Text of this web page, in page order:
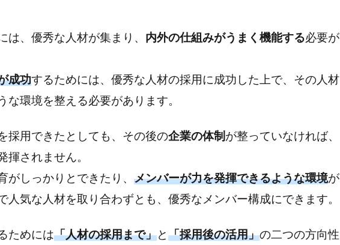
は、優秀な人材が集まり、 内外の仕組みがうまく機能する必要が
成功するためには、優秀な人材の採用に成功した上で、その人材
な環境を整える必要があります。
採用できたとしても、その後の企業の体制が整っていなければ、
揮されません。
がしっかりとできたり、 メンバーが力を発揮できるような環境が
人気な人材を取り合わずとも、優秀なメンバー構成にできます。
ためには「人材の採用まで」と「採用後の活用」の二つの方向性